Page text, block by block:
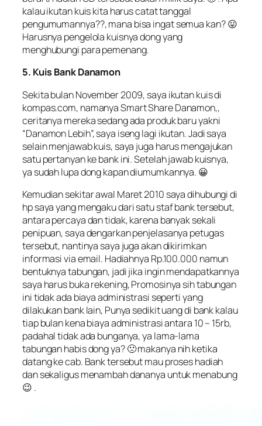
kalau ikutan kuis kita harus catat tanggal
pengumumannya??, mana bisa ingat semua kan? 😛
Harusnya pengelola kuisnya dong yang
menghubungi para pemenang.
5. Kuis Bank Danamon
Sekita bulan November 2009, saya ikutan kuis di
kompas.com, namanya Smart Share Danamon,,
ceritanya mereka sedang ada produk baru yakni
“Danamon Lebih”, saya iseng lagi ikutan. Jadi saya
selain menjawab kuis, saya juga harus mengajukan
satu pertanyan ke bank ini. Setelah jawab kuisnya,
ya sudah lupa dong kapan diumumkannya. 😀
Kemudian sekitar awal Maret 2010 saya dihubungi di
hp saya yang mengaku dari satu staf bank tersebut,
antara percaya dan tidak, karena banyak sekali
penipuan, saya dengarkan penjelasanya petugas
tersebut, nantinya saya juga akan dikirimkan
informasi via email. Hadiahnya Rp.100.000 namun
bentuknya tabungan, jadi jika ingin mendapatkannya
saya harus buka rekening, Promosinya sih tabungan
ini tidak ada biaya administrasi seperti yang
dilakukan bank lain, Punya sedikit uang di bank kalau
tiap bulan kena biaya administrasi antara 10 – 15rb,
padahal tidak ada bunganya, ya lama-lama
tabungan habis dong ya? 🙁 makanya nih ketika
datang ke cab. Bank tersebut mau proses hadiah
dan sekaligus menambah dananya untuk menabung
😉 .